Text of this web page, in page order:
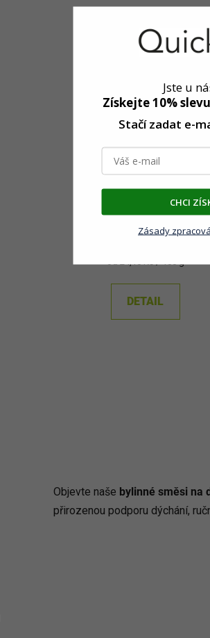
Dubová kůra - řezaná
Skladem(>5 ks)
od 24,10 Kč / 100 g
DETAIL
Objevte naše bylinné směsi na
přirozenou podporu dýchání,
Jste u
Získejte 10% slevu
Stačí zadat e-
CHCI
Zásady